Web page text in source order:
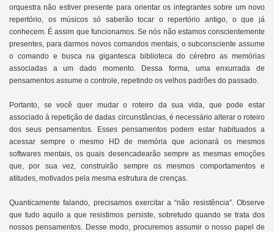
orquestra não estiver presente para orientar os integrantes sobre um novo
repertório, os músicos só saberão tocar o repertório antigo, o que já
conhecem. É assim que funcionamos. Se nós não estamos conscientemente
presentes, para darmos novos comandos mentais, o subconsciente assume
o comando e busca na gigantesca biblioteca do cérebro as memórias
associadas a um dado momento. Dessa forma, uma enxurrada de
pensamentos assume o controle, repetindo os velhos padrões do passado.
Portanto, se você quer mudar o roteiro da sua vida, que pode estar
associado à repetição de dadas circunstâncias, é necessário alterar o roteiro
dos seus pensamentos. Esses pensamentos podem estar habituados a
acessar sempre o mesmo HD de memória que acionará os mesmos
softwares mentais, os quais desencadearão sempre as mesmas emoções
que, por sua vez, construirão sempre os mesmos comportamentos e
atitudes, motivados pela mesma estrutura de crenças.
Quanticamente falando, precisamos exercitar a “não resistência”. Observe
que tudo aquilo a que resistimos persiste, sobretudo quando se trata dos
nossos pensamentos. Desse modo, procuremos assumir o nosso papel de